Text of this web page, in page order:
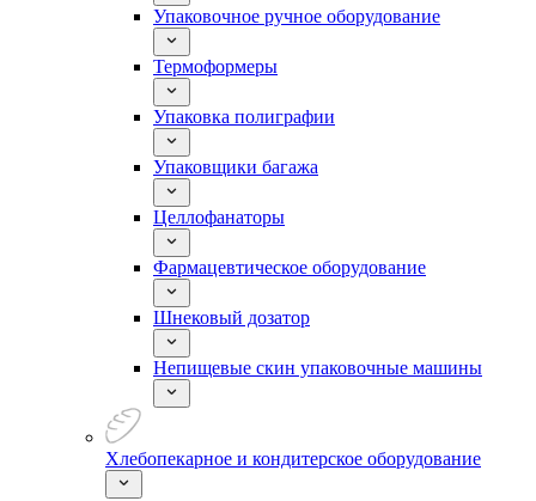
Упаковочное ручное оборудование
Термоформеры
Упаковка полиграфии
Упаковщики багажа
Целлофанаторы
Фармацевтическое оборудование
Шнековый дозатор
Непищевые скин упаковочные машины
Хлебопекарное и кондитерское оборудование